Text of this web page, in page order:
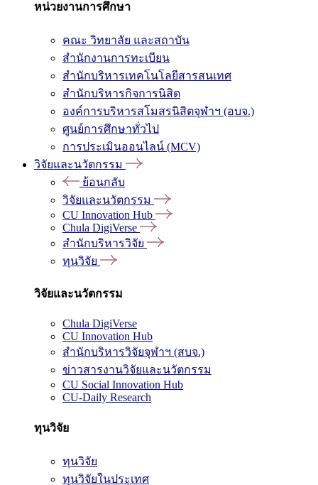
หน่วยงานการศึกษา
คณะ วิทยาลัย และสถาบัน
สำนักงานการทะเบียน
สำนักบริหารเทคโนโลยีสารสนเทศ
สำนักบริหารกิจการนิสิต
องค์การบริหารสโมสรนิสิตจุฬาฯ (อบจ.)
ศูนย์การศึกษาทั่วไป
การประเมินออนไลน์ (MCV)
วิจัยและนวัตกรรม
ย้อนกลับ
วิจัยและนวัตกรรม
CU Innovation Hub
Chula DigiVerse
สำนักบริหารวิจัย
ทุนวิจัย
วิจัยและนวัตกรรม
Chula DigiVerse
CU Innovation Hub
สำนักบริหารวิจัยจุฬาฯ (สบจ.)
ข่าวสารงานวิจัยและนวัตกรรม
CU Social Innovation Hub
CU-Daily Research
ทุนวิจัย
ทุนวิจัย
ทุนวิจัยในประเทศ